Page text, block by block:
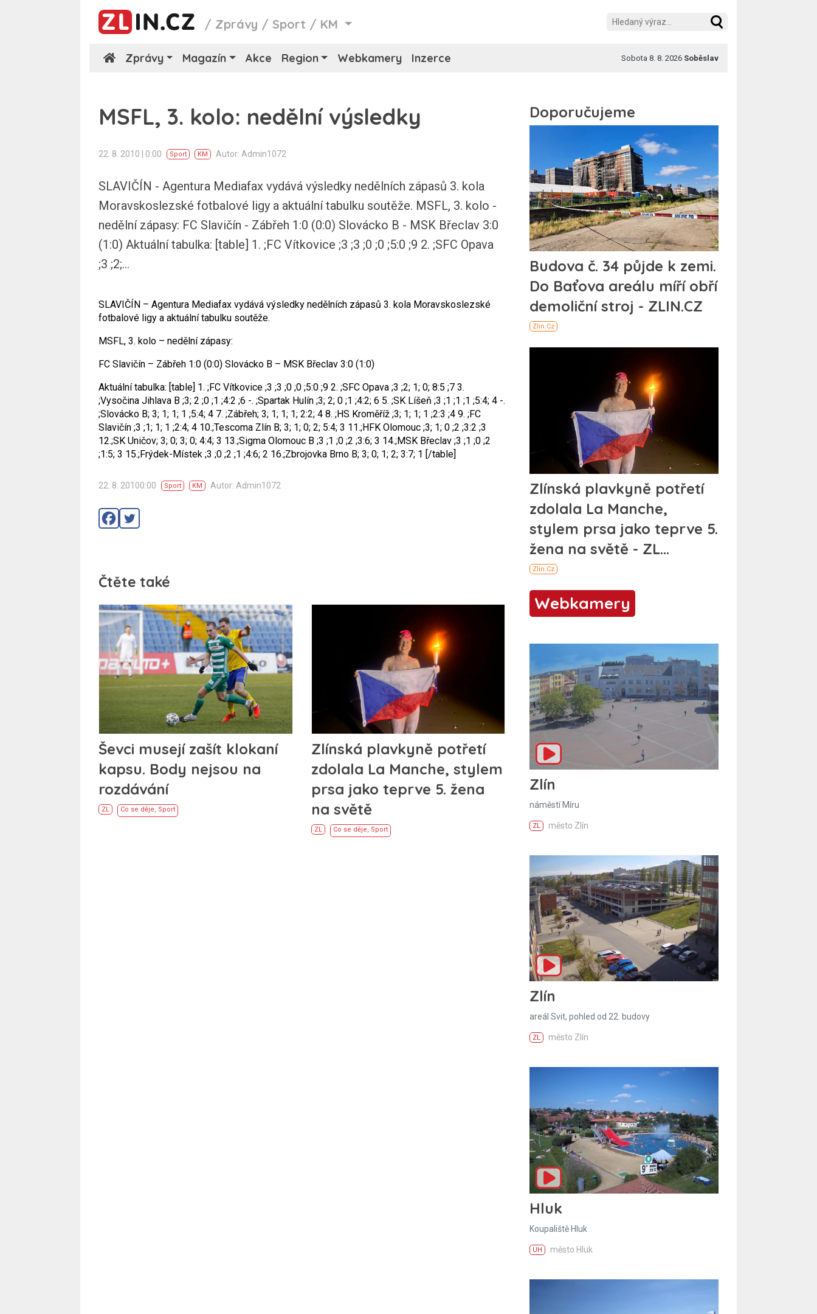
/ Zprávy /Sport / KM
Zprávy Magazín Akce Region Webkamery Inzerce Sobota 8. 8. 2026 Soběslav
MSFL, 3. kolo: nedělní výsledky
22. 8. 2010 | 0:00 Sport KM Autor: Admin1072
SLAVIČÍN - Agentura Mediafax vydává výsledky nedělních zápasů 3. kola
Moravskoslezské fotbalové ligy a aktuální tabulku soutěže. MSFL, 3. kolo -
nedělní zápasy: FC Slavičín - Zábřeh 1:0 (0:0) Slovácko B - MSK Břeclav 3:0
(1:0) Aktuální tabulka: [table] 1. ;FC Vítkovice ;3 ;3 ;0 ;0 ;5:0 ;9 2. ;SFC Opava
;3 ;2;...
SLAVIČÍN – Agentura Mediafax vydává výsledky nedělních zápasů 3. kola Moravskoslezské
fotbalové ligy a aktuální tabulku soutěže.
MSFL, 3. kolo – nedělní zápasy:
FC Slavičín – Zábřeh 1:0 (0:0) Slovácko B – MSK Břeclav 3:0 (1:0)
Aktuální tabulka: [table] 1. ;FC Vítkovice ;3 ;3 ;0 ;0 ;5:0 ;9 2. ;SFC Opava ;3 ;2; 1; 0; 8:5 ;7 3.
;Vysočina Jihlava B ;3; 2 ;0 ;1 ;4:2 ;6 -. ;Spartak Hulín ;3; 2; 0 ;1 ;4:2; 6 5. ;SK Líšeň ;3 ;1 ;1 ;1 ;5:4; 4 -.
;Slovácko B; 3; 1; 1; 1 ;5:4; 4 7. ;Zábřeh; 3; 1; 1; 1; 2:2; 4 8. ;HS Kroměříž ;3; 1; 1; 1 ;2:3 ;4 9. ;FC
Slavičín ;3 ;1; 1; 1 ;2:4; 4 10.;Tescoma Zlín B; 3; 1; 0; 2; 5:4; 3 11.;HFK Olomouc ;3; 1; 0 ;2 ;3:2 ;3
12.;SK Uničov; 3; 0; 3; 0; 4:4; 3 13.;Sigma Olomouc B ;3 ;1 ;0 ;2 ;3:6; 3 14.;MSK Břeclav ;3 ;1 ;0 ;2
;1:5; 3 15.;Frýdek-Místek ;3 ;0 ;2 ;1 ;4:6; 2 16.;Zbrojovka Brno B; 3; 0; 1; 2; 3:7; 1 [/table]
22. 8. 20100:00 Sport KM Autor: Admin1072
Čtěte také
Ševci musejí zašít klokaní
kapsu. Body nejsou na
rozdávání
ZL Co se děje, Sport
Zlínská plavkyně potřetí
zdolala La Manche, stylem
prsa jako teprve 5. žena
na světě
ZL Co se děje, Sport
Webkamery
Zlín
náměstí Míru
ZL město Zlín
Zlín
areál Svit, pohled od 22. budovy
ZL město Zlín
Hluk
Koupaliště Hluk
UH město Hluk